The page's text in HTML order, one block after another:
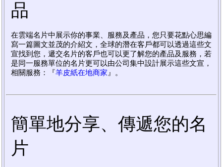
品
在雲端名片中展示你的事業、服務及產品，您只要花點心思編
寫一篇圖文並茂的介紹文，全球的潛在客戶都可以透過這些文
宣找到您，遞交名片的客戶也可以更了解您的產品及服務，若
是同一服務單位的名片更可以由公司集中設計展示這些文宣，
相關服務：『羊皮紙在地商家 』。
簡單地分享、傳遞您的名
片